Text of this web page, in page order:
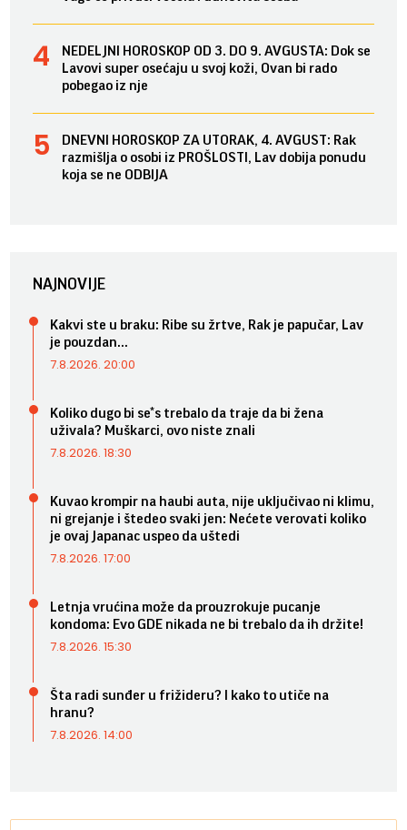
NEDELJNI HOROSKOP OD 3. DO 9. AVGUSTA: Dok se
Lavovi super osećaju u svoj koži, Ovan bi rado
pobegao iz nje
DNEVNI HOROSKOP ZA UTORAK, 4. AVGUST: Rak
razmišlja o osobi iz PROŠLOSTI, Lav dobija ponudu
koja se ne ODBIJA
NAJNOVIJE
Kakvi ste u braku: Ribe su žrtve, Rak je papučar, Lav
je pouzdan...
7.8.2026. 20:00
Koliko dugo bi se*s trebalo da traje da bi žena
uživala? Muškarci, ovo niste znali
7.8.2026. 18:30
Kuvao krompir na haubi auta, nije uključivao ni klimu,
ni grejanje i štedeo svaki jen: Nećete verovati koliko
je ovaj Japanac uspeo da uštedi
7.8.2026. 17:00
Letnja vrućina može da prouzrokuje pucanje
kondoma: Evo GDE nikada ne bi trebalo da ih držite!
7.8.2026. 15:30
Šta radi sunđer u frižideru? I kako to utiče na
hranu?
7.8.2026. 14:00